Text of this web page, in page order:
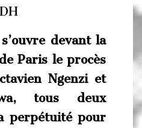
devant la
Paris le procès
Ngenzi et
tous deux
perpétuité pour